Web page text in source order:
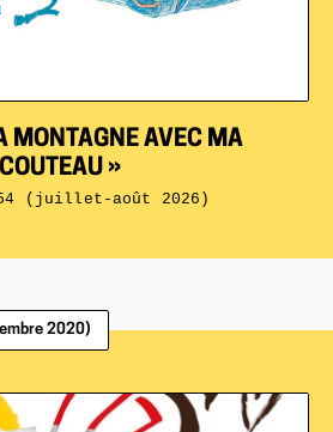
MONTAGNE AVEC MA
»
(juillet-août 2026)
2020)